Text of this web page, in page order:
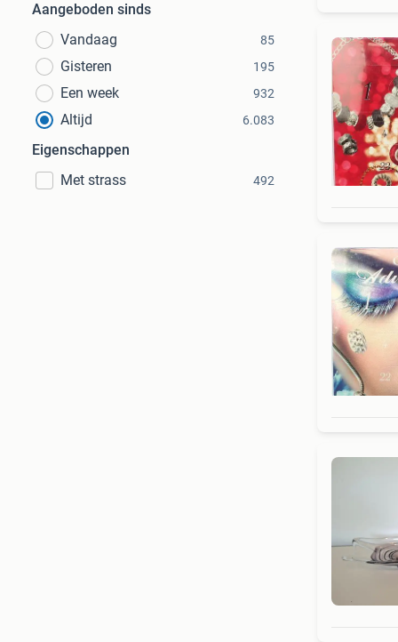
Aangeboden sinds
Vandaag
85
Gisteren 195
Een week 932
Altijd 6.083
Eigenschappen
Met strass
492